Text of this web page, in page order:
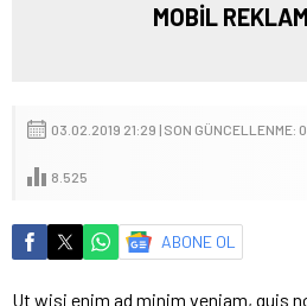
MOBİL
03.02.2019 21:29 | SON GÜNCELLENME:
8.525
ABONE OL
Ut wisi enim ad minim veniam, quis